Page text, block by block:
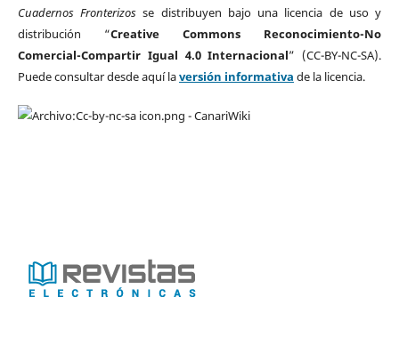
Cuadernos Fronterizos se distribuyen bajo una licencia de uso y
distribución “Creative Commons Reconocimiento-No
Comercial-Compartir Igual 4.0 Internacional” (CC-BY-NC-SA).
Puede consultar desde aquí laversión informativa de la licencia.